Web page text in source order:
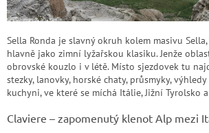
Sella Ronda je slavný okruh kolem masivu
hlavně jako zimní lyžařskou klasiku. Jenže
obrovské kouzlo i v létě. Místo sjezdovek tu
stezky, lanovky, horské chaty, průsmyky,
kuchyni, ve které se míchá Itálie, Jižní Tyrolsko
Claviere – zapomenutý klenot Alp mezi